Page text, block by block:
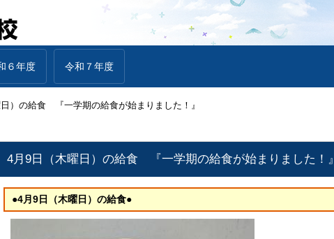
６年度 令和７年度
）の給食 『一学期の給食が始まりました！』
4月9日（木曜日）の給食 『一学期の給食が始まりました！』
●4月9日（木曜日）の給食●